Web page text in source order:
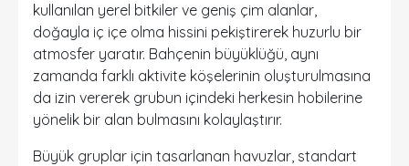
kullanılan yerel bitkiler ve geniş çim alanlar,
doğayla iç içe olma hissini pekiştirerek huzurlu bir
atmosfer yaratır. Bahçenin büyüklüğü, aynı
zamanda farklı aktivite köşelerinin oluşturulmasına
da izin vererek grubun içindeki herkesin hobilerine
yönelik bir alan bulmasını kolaylaştırır.
Büyük gruplar için tasarlanan havuzlar, standart